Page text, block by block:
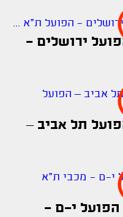
משחק 2: הפועל ירושלים -
משחק 3: הפועל תל אביב –
הגמר, משחק 2: הפועל י-ם -